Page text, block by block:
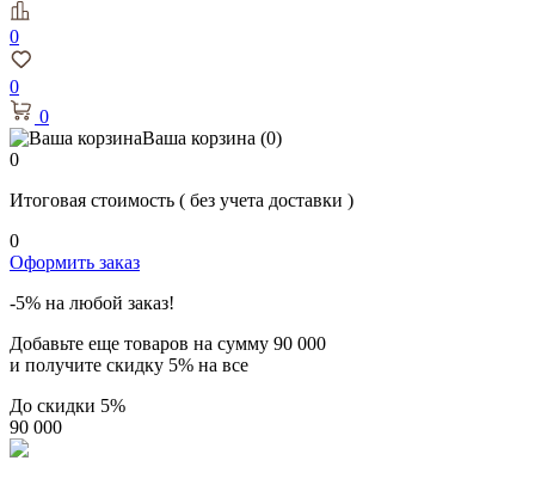
0
0
0
Ваша корзина (0)
0
Итоговая стоимость ( без учета доставки )
0
Оформить заказ
-5% на любой заказ!
Добавьте еще товаров на сумму 90 000
и получите скидку 5% на все
До скидки 5%
90 000